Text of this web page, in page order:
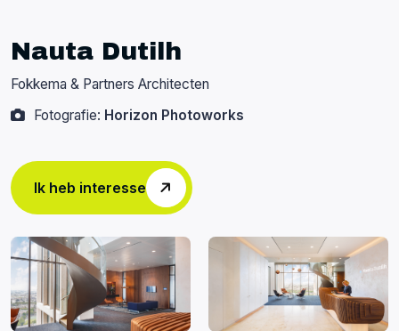
Nauta Dutilh
Fokkema & Partners Architecten
Fotografie: Horizon Photoworks
Ik heb interesse